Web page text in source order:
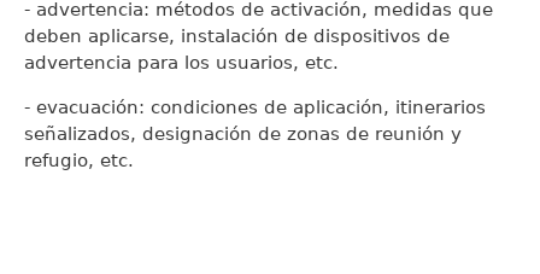
- advertencia: métodos de activación, medidas que
deben aplicarse, instalación de dispositivos de
advertencia para los usuarios, etc.
- evacuación: condiciones de aplicación, itinerarios
señalizados, designación de zonas de reunión y
refugio, etc.